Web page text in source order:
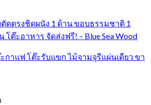
ดตรงชิดผนัง 1 ด้าน ขอบธรรมชาติ 1
โต๊ะอาหาร จัดส่งฟรี! – Blue Sea Wood